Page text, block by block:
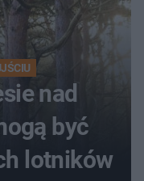
nad
być
lotników